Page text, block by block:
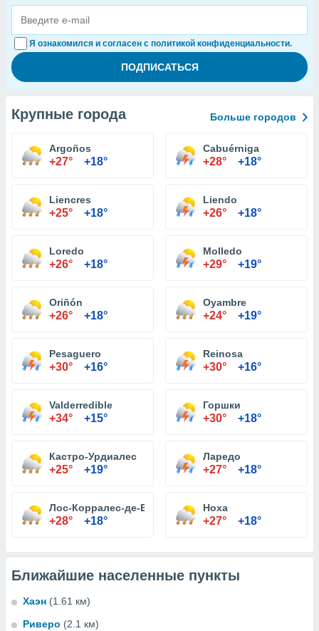
Я ознакомился и согласен с политикой конфиденциальности.
Крупные города Больше городов
Argoños
+27° +18°
Cabuérniga
+28° +18°
Liencres
+25° +18°
Liendo
+26° +18°
Loredo
+26° +18°
Molledo
+29° +19°
Oriñón
+26° +18°
Oyambre
+24° +19°
Pesaguero
+30° +16°
Reinosa
+30° +16°
Valderredible
+34° +15°
Горшки
+30° +18°
Кастро-Урдиалес
+25° +19°
Ларедо
+27° +18°
Лос-Корралес-де-Буэльна
+28° +18°
Ноха
+27° +18°
Ближайшие населенные пункты
Хаэн (1.61 км)
Риверо (2.1 км)